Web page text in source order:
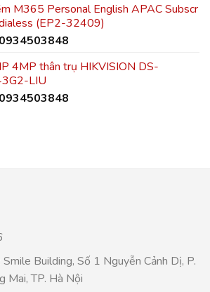
M365 Personal English APAC Subscr
(EP2-32409)
4MP thân trụ HIKVISION DS-
LIU
Building, Số 1 Nguyễn Cảnh Dị, P.
Mai, TP. Hà Nội